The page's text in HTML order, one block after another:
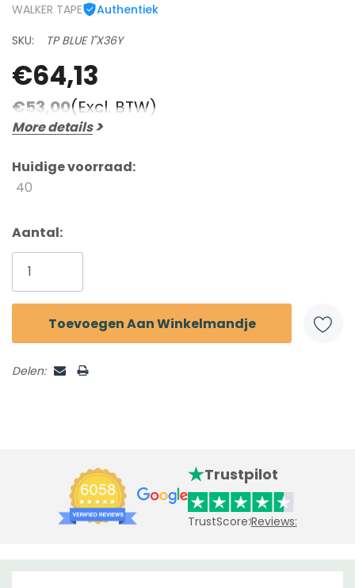
WALKER TAPE
Authentiek
SKU:
TP BLUE 1"X36Y
€64,13
€53,00(Excl. BTW)
More details
Huidige voorraad:
40
Aantal:
Delen:
Trustpilot
TrustScore:Reviews: